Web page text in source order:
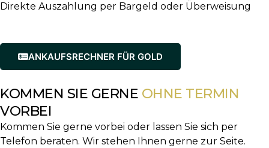
Direkte Auszahlung per Bargeld oder Überweisung
ANKAUFSRECHNER FÜR GOLD
KOMMEN SIE GERNE OHNE TERMIN
VORBEI
Kommen Sie gerne vorbei oder lassen Sie sich per
Telefon beraten. Wir stehen Ihnen gerne zur Seite.